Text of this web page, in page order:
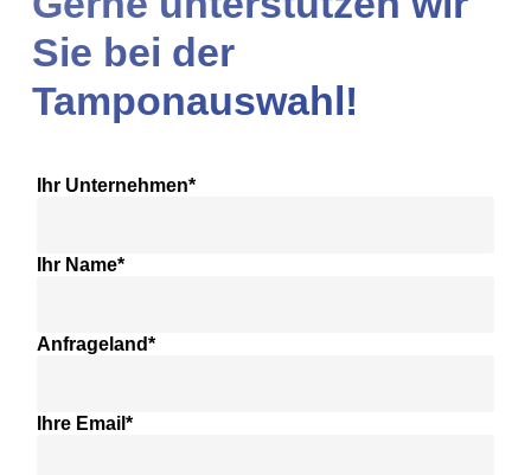
Sie bei der
Tamponauswahl!
Ihr Unternehmen*
Ihr Name*
Anfrageland*
Ihre Email*